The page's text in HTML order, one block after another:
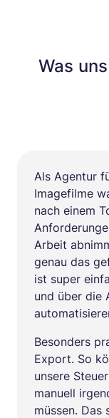
Was
Als Agentur
Imagefilme
nach einem
Arbeit
genau das
ist super
und über die
Besonders
Export. So
unsere
manuell
müssen. Das